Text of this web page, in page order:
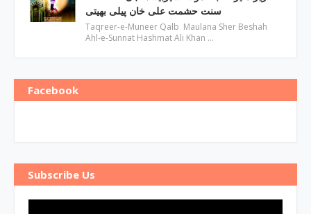
سنت حشمت علی خان پیلی بھیتی
Taqreer-e-Muneer Qalb Maulana Sher Beshah
Ahl-e-Sunnat Hashmat Ali Khan …
Facebook
Subscribe Us